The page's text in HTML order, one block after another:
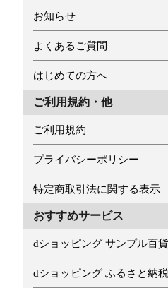
お知らせ
よくあるご質問
はじめての方へ
ご利用規約・他
ご利用規約
プライバシーポリシー
特定商取引法に関する表示
おすすめサービス
dショッピング サンプル百
dショッピング ふるさと納